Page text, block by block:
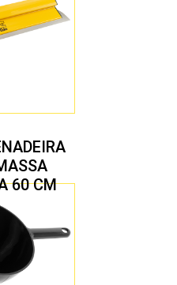
60 CM